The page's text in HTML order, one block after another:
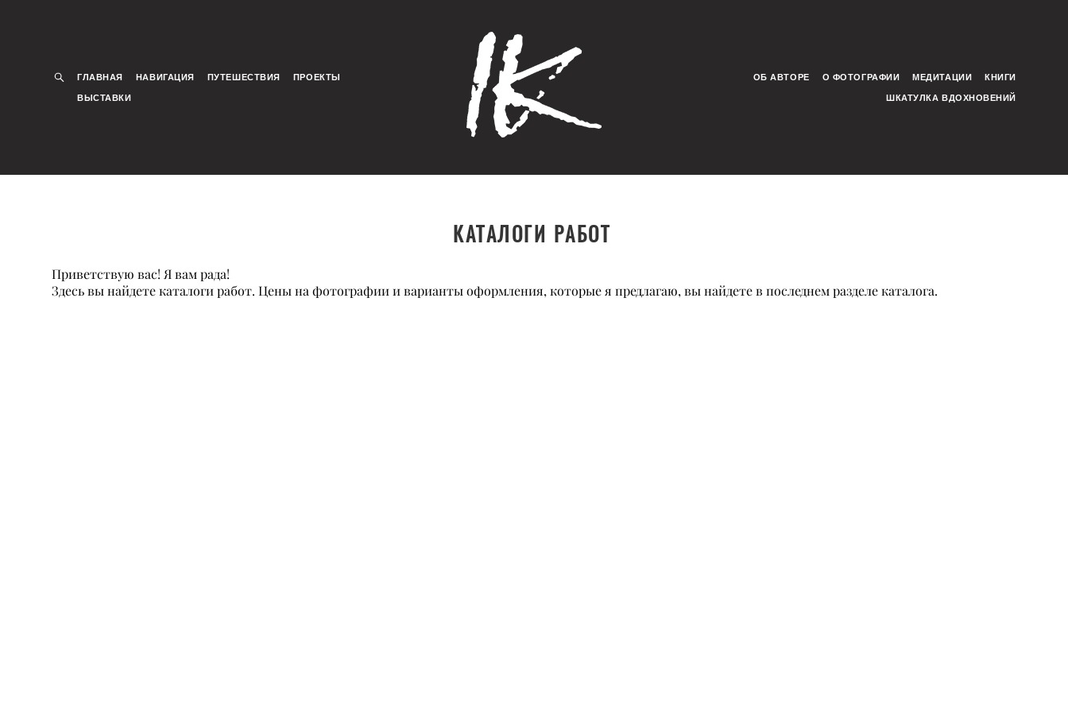
ГЛАВНАЯ НАВИГАЦИЯ ПУТЕШЕСТВИЯ ПРОЕКТЫ
ВЫСТАВКИ
ОБ АВТОРЕ О ФОТОГРАФИИ МЕДИТАЦИИ КНИГИ
ШКАТУЛКА ВДОХНОВЕНИЙ
КАТАЛОГИ РАБОТ
Приветствую вас! Я вам рада!
Здесь вы найдете каталоги работ. Цены на фотографии и варианты оформления, которые я предлагаю, вы найдете в последнем разделе каталога.